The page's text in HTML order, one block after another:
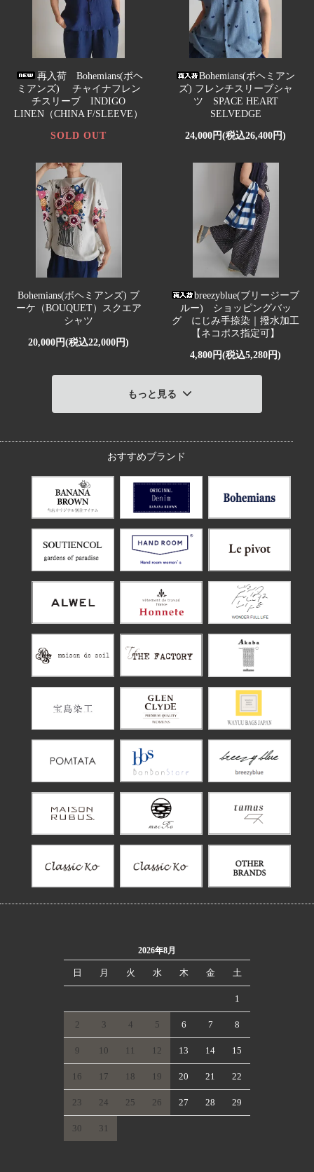
再入荷 Bohemians(ボヘ
ミアンズ) チャイナフレン
チスリーブ INDIGO
LINEN（CHINA F/SLEEVE）
SOLD OUT
Bohemians(ボヘミアン
ズ) フレンチスリーブシャ
ツ SPACE HEART
SELVEDGE
24,000円(税込26,400円)
Bohemians(ボヘミアンズ) ブ
ーケ（BOUQUET）スクエア
シャツ
20,000円(税込22,000円)
breezyblue(ブリージーブ
ルー) ショッピングバッ
グ にじみ手捺染｜撥水加工
【ネコポス指定可】
4,800円(税込5,280円)
もっと見る
おすすめブランド
2026年8月
日 月 火 水 木 金 土
1
2 3 4 5 6 7 8
9 10 11 12 13 14 15
16 17 18 19 20 21 22
23 24 25 26 27 28 29
30 31